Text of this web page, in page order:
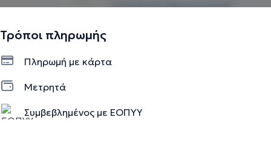
Τρόποι πληρωμής
Πληρωμή με κάρτα
Μετρητά
Συμβεβλημένος με ΕΟΠΥΥ